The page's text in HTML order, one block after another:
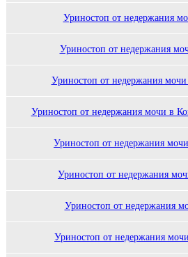
Уриностоп от недержания
Уриностоп от недержания
Уриностоп от недержания
Уриностоп от недержания мочи в
Уриностоп от недержания
Уриностоп от недержания
Уриностоп от недержания
Уриностоп от недержания